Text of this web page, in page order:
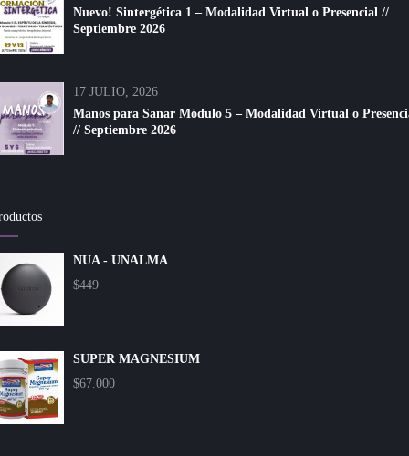
Nuevo! Sintergética 1 – Modalidad Virtual o Presencial //
Septiembre 2026
17 JULIO, 2026
Manos para Sanar Módulo 5 – Modalidad Virtual o
// Septiembre 2026
NUA - UNALMA
$449
SUPER MAGNESIUM
$67.000